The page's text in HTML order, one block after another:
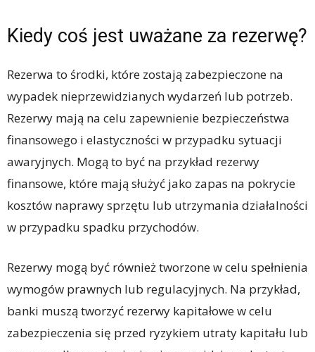
Kiedy coś jest uważane za rezerwę?
Rezerwa to środki, które zostają zabezpieczone na
wypadek nieprzewidzianych wydarzeń lub potrzeb.
Rezerwy mają na celu zapewnienie bezpieczeństwa
finansowego i elastyczności w przypadku sytuacji
awaryjnych. Mogą to być na przykład rezerwy
finansowe, które mają służyć jako zapas na pokrycie
kosztów naprawy sprzętu lub utrzymania działalności
w przypadku spadku przychodów.
Rezerwy mogą być również tworzone w celu spełnienia
wymogów prawnych lub regulacyjnych. Na przykład,
banki muszą tworzyć rezerwy kapitałowe w celu
zabezpieczenia się przed ryzykiem utraty kapitału lub